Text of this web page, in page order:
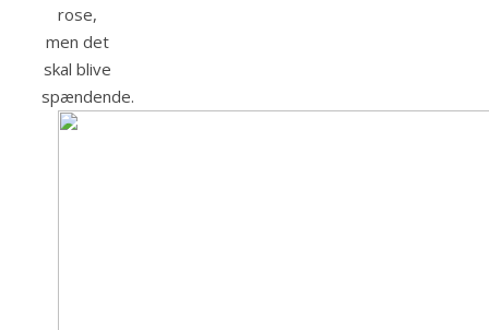
rose,
men det
skal blive
spændende.